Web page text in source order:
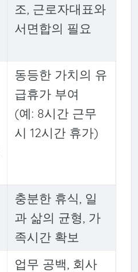
조, 근로자대표와
서면합의 필요
동등한 가치의 유
급휴가 부여
(예: 8시간 근무
시 12시간 휴가)
충분한 휴식, 일
과 삶의 균형, 가
족시간 확보
업무 공백, 회사